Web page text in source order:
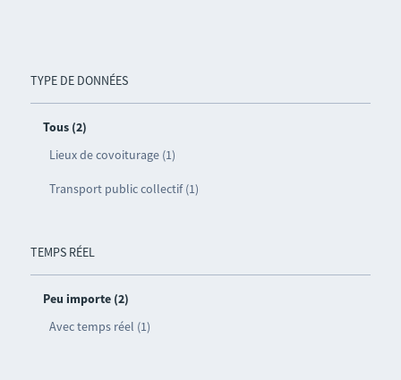
TYPE DE DONNÉES
Tous (2)
Lieux de covoiturage (1)
Transport public collectif (1)
TEMPS RÉEL
Peu importe (2)
Avec temps réel (1)